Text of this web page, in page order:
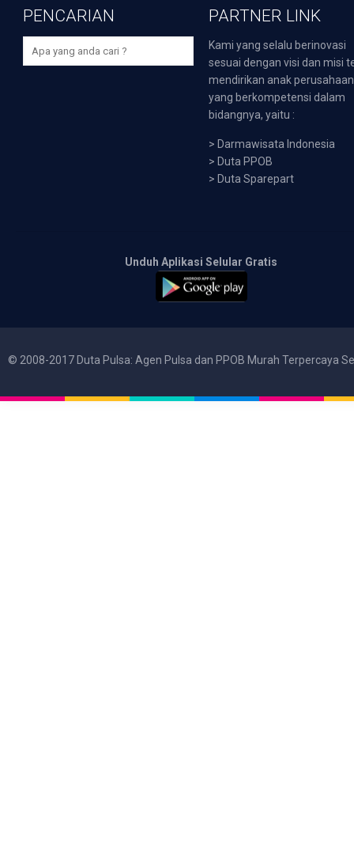
PENCARIAN PARTNER LINK
Kami yang selalu berinovasi
sesuai dengan visi dan misi
mendirikan anak perusahaan
yang berkompetensi dalam
bidangnya, yaitu :
> Darmawisata Indonesia
> Duta PPOB
> Duta Sparepart
Unduh Aplikasi Selular Gratis
© 2008-2017 Duta Pulsa: Agen Pulsa dan PPOB Murah Terpercaya